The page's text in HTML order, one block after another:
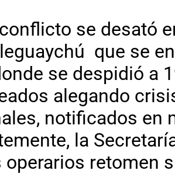
se desató
que se
se despidió a
alegando
notificados en
la
operarios retomen